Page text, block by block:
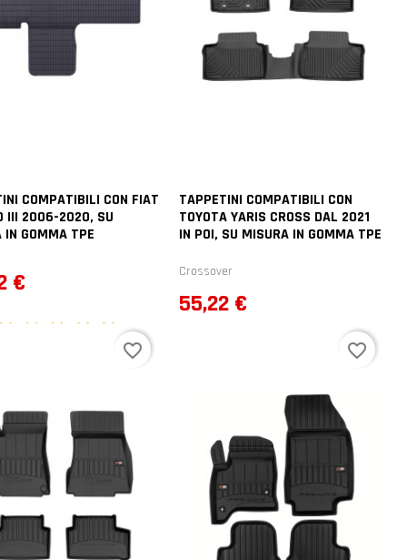
COMPATIBILI CON FIAT
III 2006-2020, SU
IN GOMMA TPE
€
TAPPETINI COMPATIBILI CON
TOYOTA YARIS CROSS DAL 2021
IN POI, SU MISURA IN GOMMA TPE
Crossover
Prezzo
55,22 €
favorite_border favorite_border